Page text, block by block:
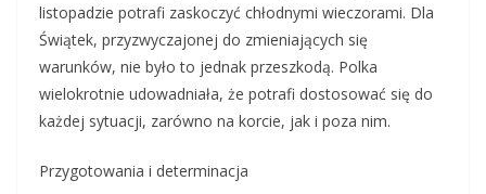
listopadzie potrafi zaskoczyć chłodnymi wieczorami. Dla
Świątek, przyzwyczajonej do zmieniających się
warunków, nie było to jednak przeszkodą. Polka
wielokrotnie udowadniała, że potrafi dostosować się do
każdej sytuacji, zarówno na korcie, jak i poza nim.
Przygotowania i determinacja